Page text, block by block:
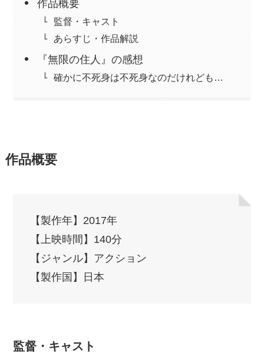
作品概要
監督・キャスト
あらすじ・作品解説
『無限の住人』の感想
確かに不死身は不死身なのだけれども…
作品概要
【製作年】2017年
【上映時間】140分
【ジャンル】アクション
【製作国】日本
監督・キャスト